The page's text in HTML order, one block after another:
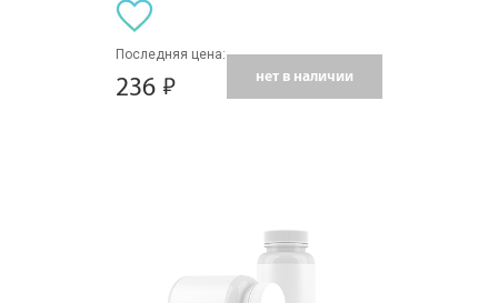
Последняя цена:
236 нет в наличии